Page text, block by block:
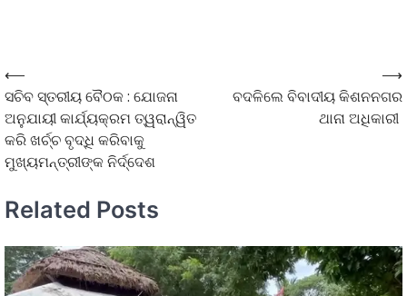
⟵
ସଚିବ ସ୍ତରୀୟ ବୈଠକ : ଯୋଜନା
ଅନୁଯାୟୀ କାର୍ଯ୍ୟକ୍ରମ ତ୍ୱରାନ୍ୱିତ
କରି ଖର୍ଚ୍ଚ ବୃଦ୍ଧି କରିବାକୁ
ମୁଖ୍ୟମନ୍ତ୍ରୀଙ୍କ ନିର୍ଦ୍ଦେଶ
ବଦଳିଲେ ବିବାଦୀୟ କିଶନନଗର
ଥାନା ଅଧିକାରୀ
⟶
Related Posts